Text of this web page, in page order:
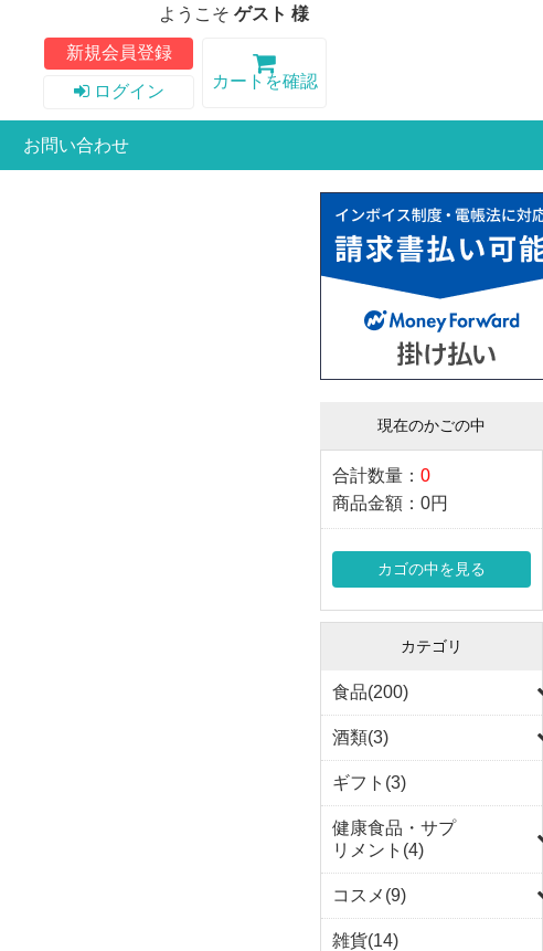
ようこそ ゲスト 様
新規会員登録
ログイン
カートを確認
お問い合わせ
現在のかごの中
合計数量：0
商品金額：0円
カゴの中を見る
カテゴリ
食品(200)
酒類(3)
ギフト(3)
健康食品・サプ
リメント(4)
コスメ(9)
雑貨(14)